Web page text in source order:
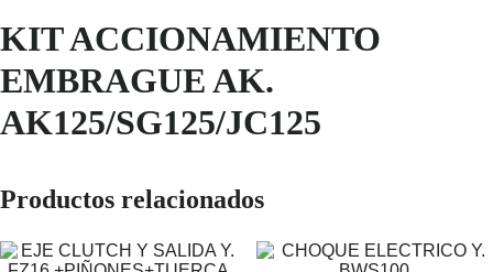
KIT ACCIONAMIENTO
EMBRAGUE AK.
AK125/SG125/JC125
Productos relacionados